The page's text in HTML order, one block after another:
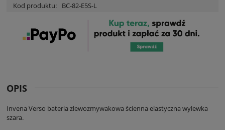
Kod produktu: BC-82-E5S-L
OPIS
Invena Verso bateria zlewozmywakowa ścienna elastyczna wylewka
szara.